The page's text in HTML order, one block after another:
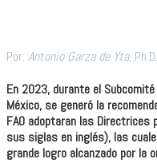
Por: Antonio Garza de Yta,
En 2023, durante el
México, se generó la
FAO adoptaran las Directrices
sus siglas en inglés), las
grande logro alcanzado por la